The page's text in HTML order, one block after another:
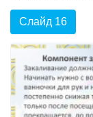
Слайд 16